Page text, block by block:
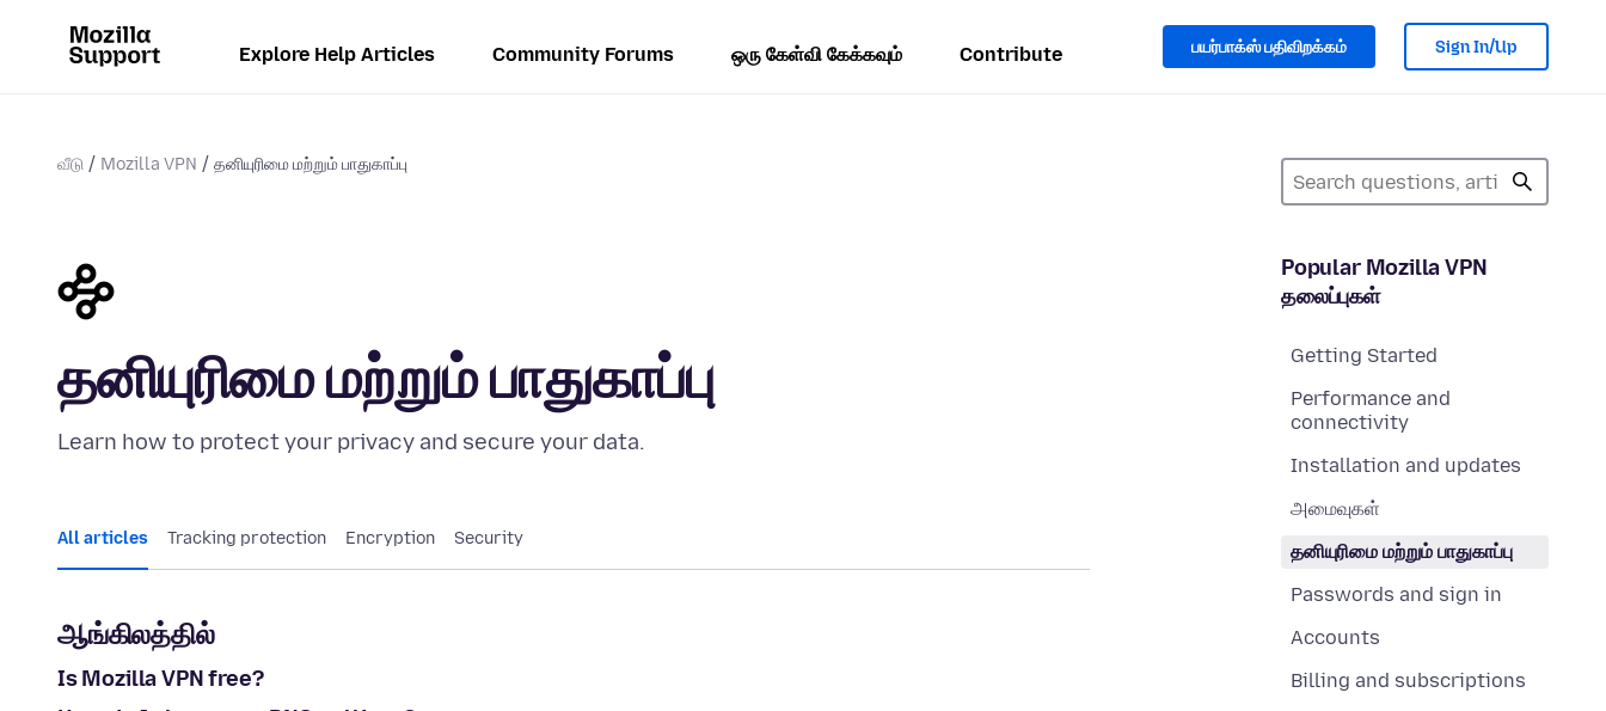
Explore Help Articles Community Forums ஒரு கேள்வி கேக்கவும் Contribute பயர்பாக்ஸ் பதிவிறக்கம் Sign In/Up
வீடு Mozilla VPN தனியுரிமை மற்றும் பாதுகாப்பு
Popular Mozilla VPN
தலைப்புகள்
Getting Started
Performance and
connectivity
Installation and updates
அமைவுகள்
தனியுரிமை மற்றும் பாதுகாப்பு
Passwords and sign in
Accounts
Billing and subscriptions
தனியுரிமை மற்றும் பாதுகாப்பு
Learn how to protect your privacy and secure your data.
All articles Tracking protection Encryption Security
ஆங்கிலத்தில்
Is Mozilla VPN free?